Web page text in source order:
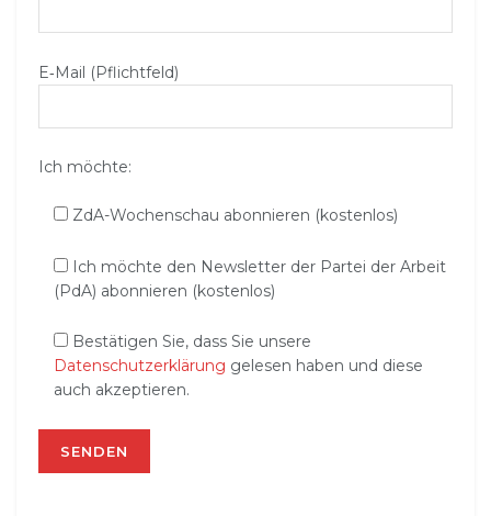
E‑Mail (Pflichtfeld)
Ich möchte:
ZdA-Wochenschau abonnieren (kostenlos)
Ich möchte den Newsletter der Partei der Arbeit
(PdA) abonnieren (kostenlos)
Bestätigen Sie, dass Sie unsere
Datenschutzerklärung gelesen haben und diese
auch akzeptieren.